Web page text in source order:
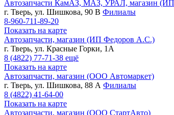
Автозапчасти КамАЗ, МАЗ, УРАЛ, магазин (ИП
г. Тверь, ул. Шишкова, 90 В Филиалы
8-960-711-89-20
Показать на карте
Автозапчасти, магазин (ИП Федоров А.С.)
г. Тверь, ул. Красные Горки, 1А
8 (4822) 77-71-38 ещё
Показать на карте
Автозапчасти, магазин (ООО Автомаркет)
г. Тверь, ул. Шишкова, 88 А Филиалы
8 (4822) 41-64-00
Показать на карте
Автозапчасти, магазин (ООО СтартАвто)